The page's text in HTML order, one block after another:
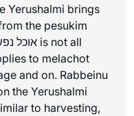
Yerushalmi brings
the pesukim
to melachot
and on. Rabbeinu
the Yerushalmi
to harvesting,